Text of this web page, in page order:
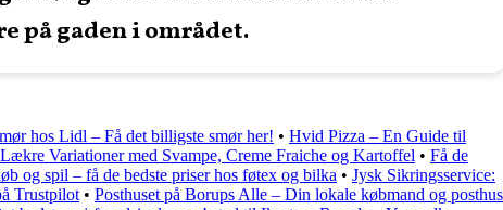
på gaden i området.
hos Lidl – Få det billigste smør her! • Hvid Pizza – En Guide til
Variationer med Svampe, Creme Fraiche og Kartoffel • Få de
og spil – få de bedste priser hos føtex og bilka • Jysk Sikringsservice:
Trustpilot • Posthuset på Borups Alle – Din lokale købmand og posthus